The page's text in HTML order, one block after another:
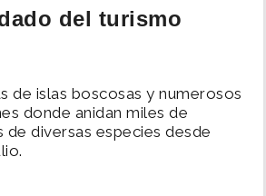
del turismo
de islas boscosas y numerosos
donde anidan miles de
de diversas especies desde